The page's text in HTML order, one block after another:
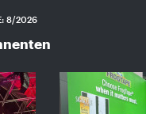
8/2026